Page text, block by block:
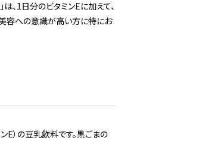
、1日分のビタミンEに加えて、
容への意識が高い方に特にお
）の豆乳飲料です。黒ごまの